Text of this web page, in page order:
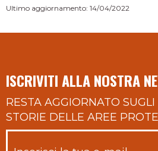
Ultimo aggiornamento: 14/04/2022
ISCRIVITI ALLA NOSTRA
RESTA AGGIORNATO
STORIE DELLE AREE